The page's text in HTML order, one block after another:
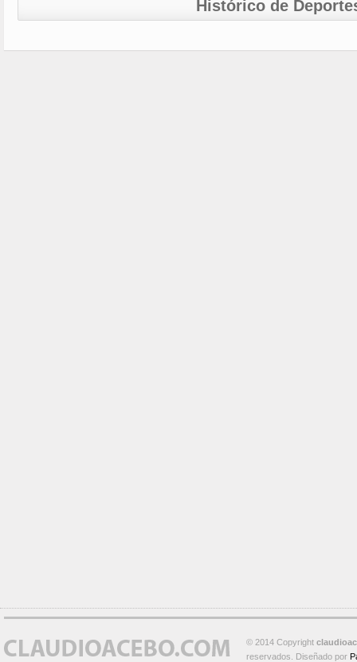
Histórico de
© 2014 Copyright
reservados. Diseñado por